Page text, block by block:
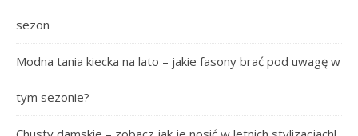
sezon
Modna tania kiecka na lato – jakie fasony brać pod uwagę w
tym sezonie?